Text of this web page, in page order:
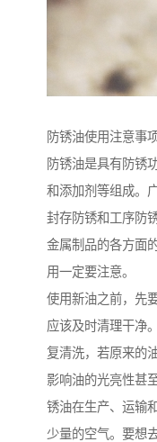
防锈油使用注意事
防锈油是具有防锈
和添加剂等组成。
封存防锈和工序防
金属制品的各方面
用一定要注意。
使用新油之前，先
应该及时清理干净
复清洗，若原来的
影响油的光亮性甚
锈油在生产、运输
少量的空气。要想